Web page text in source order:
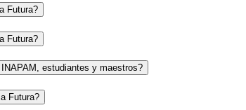
Futura?
Futura?
estudiantes y maestros?
Futura?